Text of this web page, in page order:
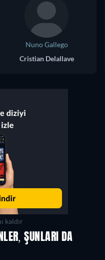
Nuno Gallego
Cristian Delallave
kaldır
ŞUNLARI DA